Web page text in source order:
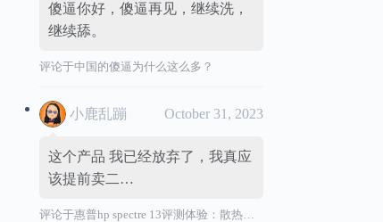
傻逼你好，傻逼再见，继续洗，
继续舔。
评论于中国的傻逼为什么这么多？
小鹿乱蹦 October 31, 2023
这个产品 我已经放弃了，我真应
该提前卖二…
评论于惠普hp spectre 13评测体验：散热效能差，风扇声音大，转轴烫